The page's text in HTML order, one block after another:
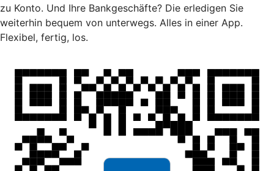
zu Konto. Und Ihre Bankgeschäfte? Die erledigen Sie
weiterhin bequem von unterwegs. Alles in einer App.
Flexibel, fertig, los.